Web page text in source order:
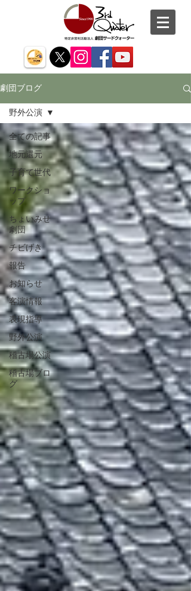
劇団ブログ
全ての記事
地元還元
子育て世代
ワークショ
ップ
ちょいみせ
劇団
チビげき
報告
お知らせ
客演情報
表現指導
野外公演
稽古場公演
稽古場ブロ
グ
野外公演